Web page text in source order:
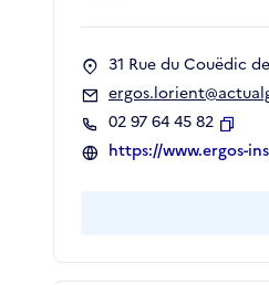
31 Rue du Couëdic
02 97 64 45 82
https://www.ergos-